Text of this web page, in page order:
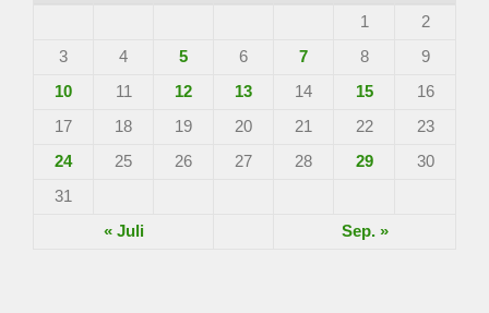
1
2
3
4 5 6 7 8
9
10
11 12 13 14 15
16
17
18 19 20 21 22
23
24
25 26 27 28 29
30
31
« Juli
Sep. »